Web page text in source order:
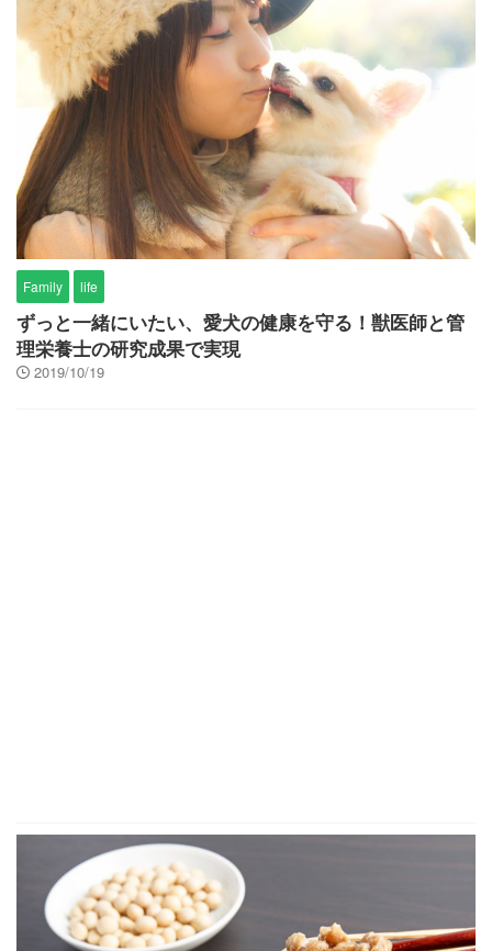
Family life
ずっと一緒にいたい、愛犬の健康を守る！獣医師と管
理栄養士の研究成果で実現
2019/10/19